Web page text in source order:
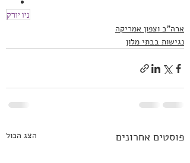
ניו יורק
ארה"ב וצפון אמריקה
נגישות בבתי מלון
פוסטים אחרונים הצג הכול